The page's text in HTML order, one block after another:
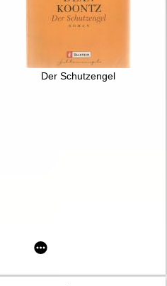
Der Schutzengel